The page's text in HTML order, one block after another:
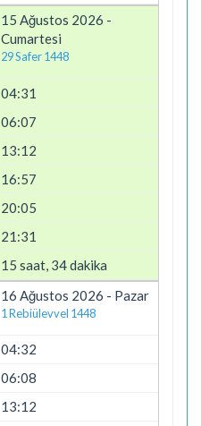
15 Ağustos 2026 -
Cumartesi
29 Safer 1448
04:31
06:07
13:12
16:57
20:05
21:31
15 saat, 34 dakika
16 Ağustos 2026 - Pazar
1 Rebiülevvel 1448
04:32
06:08
13:12